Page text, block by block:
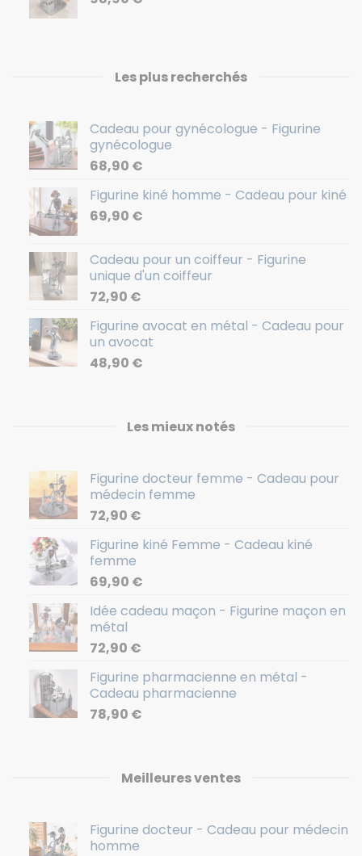
Les plus recherchés
Cadeau pour gynécologue - Figurine
gynécologue
68,90 €
Figurine kiné homme - Cadeau pour kiné
69,90 €
Cadeau pour un coiffeur - Figurine
unique d'un coiffeur
72,90 €
Figurine avocat en métal - Cadeau pour
un avocat
48,90 €
Les mieux notés
Figurine docteur femme - Cadeau pour
médecin femme
72,90 €
Figurine kiné Femme - Cadeau kiné
femme
69,90 €
Idée cadeau maçon - Figurine maçon en
métal
72,90 €
Figurine pharmacienne en métal -
Cadeau pharmacienne
78,90 €
Meilleures ventes
Figurine docteur - Cadeau pour médecin
homme